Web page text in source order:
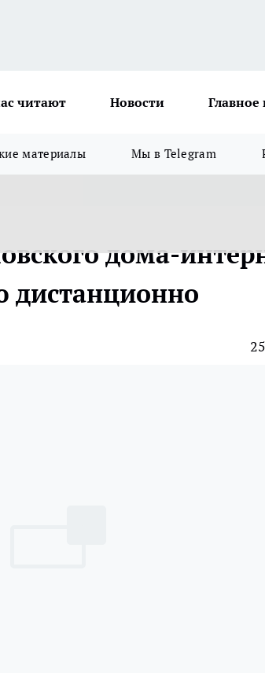
читают Новости Главное
материалы Мы в Telegram
дома-
дистанционно